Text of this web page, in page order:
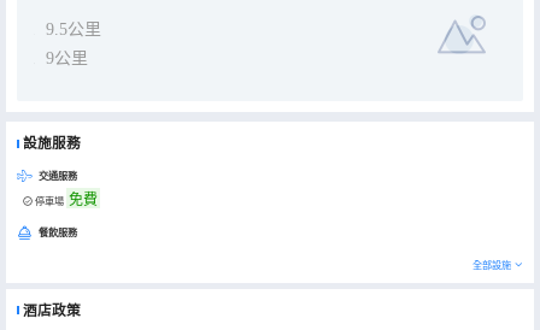
9.5公里
9公里
設施服務
交通服務
停車場 免費
餐飲服務
全部設施
酒店政策